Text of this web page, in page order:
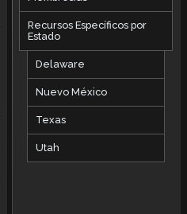
Recursos Específicos por
Estado
Delaware
Nuevo México
Texas
Utah